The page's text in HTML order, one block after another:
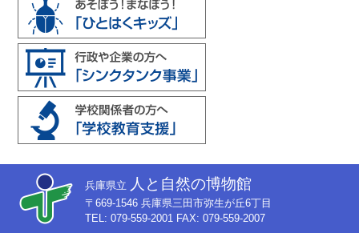
兵庫県立 人と自然の博物館
〒669-1546 兵庫県三田市弥生が丘6丁目
TEL: 079-559-2001 FAX: 079-559-2007